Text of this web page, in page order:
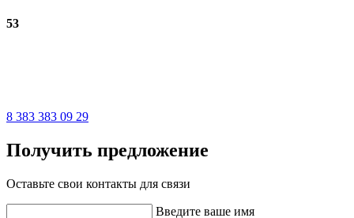
53
8 383 383 09 29
Получить предложение
Оставьте свои контакты для связи
Введите ваше имя